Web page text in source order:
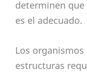
determinen
es el adecuado.
Los organismos
estructuras